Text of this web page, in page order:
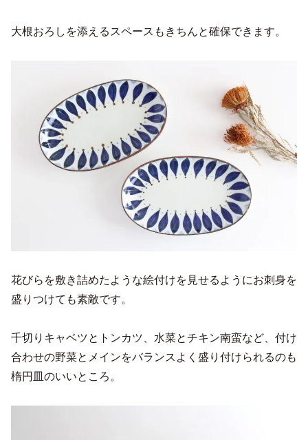
大根おろしを添えるスペースもきちんと確保できます。
花びらを敷き詰めたような絵付けを見せるようにお刺身を
盛りつけても素敵です。
千切りキャベツとトンカツ、水菜とチキン南蛮など、付け
合わせの野菜とメインをバランスよく盛り付けられるのも
楕円皿のいいところ。